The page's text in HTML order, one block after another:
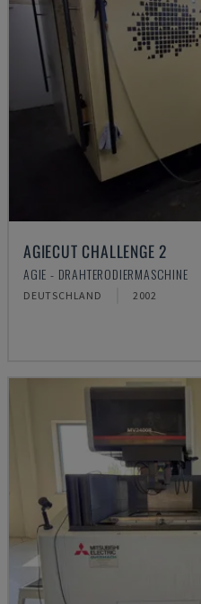
AGIECUT CHALLENGE 2
AGIE - DRAHTERODIERMASCHINE
DEUTSCHLAND 2002